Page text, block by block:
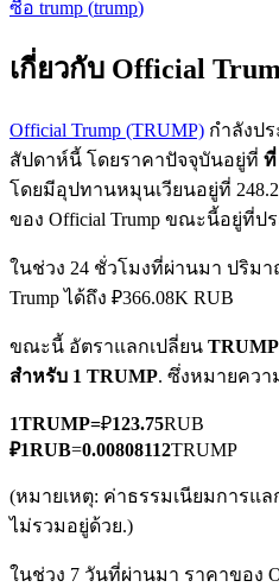
ฟิวเจอร์ส COIN-M
ฟิวเจอร์สสกุลเงินดิจิทัล
TradFi
อนุพันธ์ของหุ้น ฟอเร็กซ์
ซื้อ trump (trump)
เกี่ยวกับ Official
Official Trump (TRUMP) กำลังป
สัปดาห์นี้ โดยราคาปัจจุบันอยู่ที่ ที่
โดยมีอุปทานหมุนเวียนอยู่ที่
ของ Official Trump ขณะนี้อยู่ที่ป
ในช่วง 24 ชั่วโมงที่ผ่านมา ปริม
Trump ได้ถึง ₽366.08K RUB
ขณะนี้ อัตราแลกเปลี่ยน
สำหรับ 1 TRUMP. ซึ่งหมายควา
1TRUMP=₽123.75RUB
₽1RUB=0.00808112TRUMP
(หมายเหตุ: ค่าธรรมเนียมการแ
ไม่รวมอยู่ด้วย.)
ในช่วง 7 วันที่ผ่านมา ราคาของ